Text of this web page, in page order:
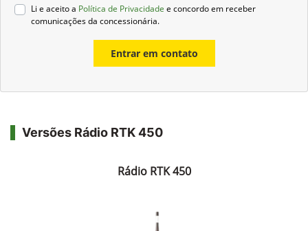
Li e aceito a Política de Privacidade e concordo em receber
comunicações da concessionária.
Entrar em contato
Versões Rádio RTK 450
Rádio RTK 450